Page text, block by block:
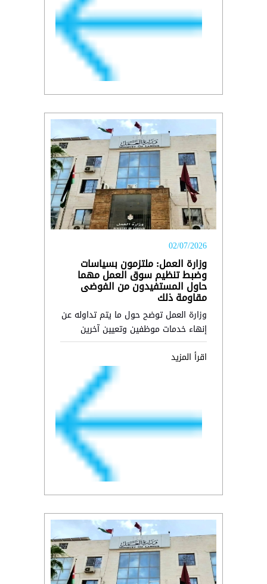
02/07/2026
وزارة العمل: ملتزمون بسياسات
وضبط تنظيم سوق العمل مهما
حاول المستفيدون من الفوضى
مقاومة ذلك
وزارة العمل توضح حول ما يتم تداوله عن
إنهاء خدمات موظفين وتعيين آخرين
اقرأ المزيد